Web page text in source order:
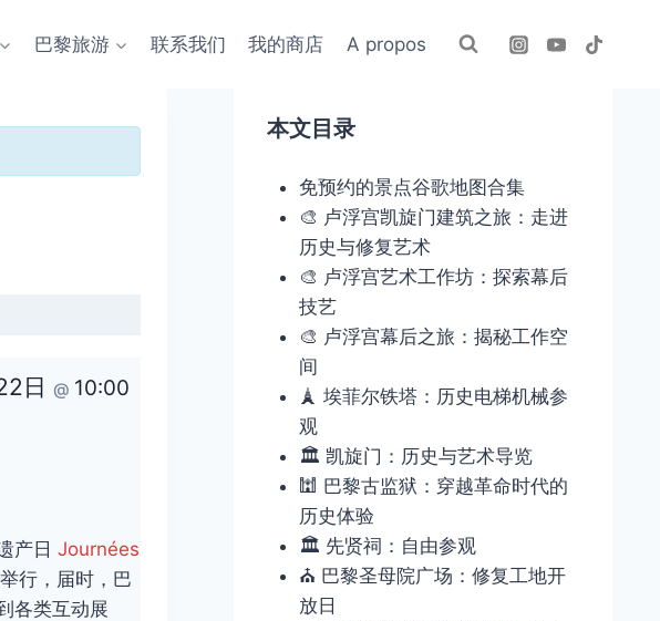
巴黎旅游 联系我们 我的商店 A propos
日 @ 10:00
产日Journées
行，届时，巴
各类互动展
本文目录
免预约的景点谷歌地图合集
🎨 卢浮宫凯旋门建筑之旅：走进
历史与修复艺术
🎨 卢浮宫艺术工作坊：探索幕后
技艺
🎨 卢浮宫幕后之旅：揭秘工作空
间
🗼 埃菲尔铁塔：历史电梯机械参
观
🏛️ 凯旋门：历史与艺术导览
🕍 巴黎古监狱：穿越革命时代的
历史体验
🏛️ 先贤祠：自由参观
⛪ 巴黎圣母院广场：修复工地开
放日